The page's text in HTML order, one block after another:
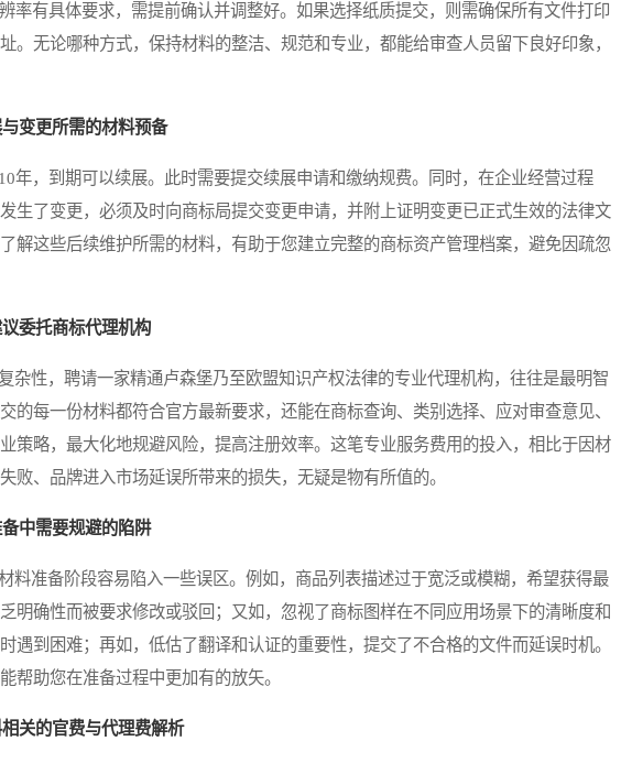
率有具体要求，需提前确认并调整好。如果选择纸质提交，则需确保所有文件打印
。无论哪种方式，保持材料的整洁、规范和专业，都能给审查人员留下良好印象，
变更所需的材料预备
，到期可以续展。此时需要提交续展申请和缴纳规费。同时，在企业经营过程
生了变更，必须及时向商标局提交变更申请，并附上证明变更已正式生效的法律文
解这些后续维护所需的材料，有助于您建立完整的商标资产管理档案，避免因疏忽
委托商标代理机构
性，聘请一家精通卢森堡乃至欧盟知识产权法律的专业代理机构，往往是最明智
的每一份材料都符合官方最新要求，还能在商标查询、类别选择、应对审查意见、
策略，最大化地规避风险，提高注册效率。这笔专业服务费用的投入，相比于因材
败、品牌进入市场延误所带来的损失，无疑是物有所值的。
中需要规避的陷阱
准备阶段容易陷入一些误区。例如，商品列表描述过于宽泛或模糊，希望获得最
明确性而被要求修改或驳回；又如，忽视了商标图样在不同应用场景下的清晰度和
遇到困难；再如，低估了翻译和认证的重要性，提交了不合格的文件而延误时机。
帮助您在准备过程中更加有的放矢。
关的官费与代理费解析